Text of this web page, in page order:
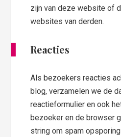
zijn van deze website of
websites van derden.
Reacties
Als bezoekers reacties
blog, verzamelen we de
reactieformulier en ook
bezoeker en de browser
string om spam